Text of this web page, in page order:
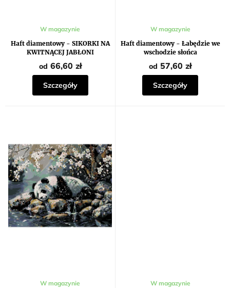
Haft diamentowy - SIKORKI NA
KWITNĄCEJ JABŁONI
W magazynie
od 66,60 zł
Szczegóły
Haft diamentowy - Łabędzie we
wschodzie słońca
Średnia
ocena
produktu
wynosi
5,0
na
5
gwiazdek.
W magazynie
od 57,60 zł
Szczegóły
W magazynie W magazynie